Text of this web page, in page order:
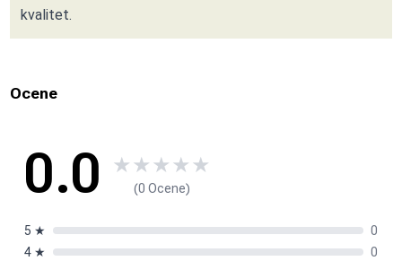
kvalitet.
Ocene
0.0 ★★★★★
(0 Ocene)
5 ★
0
4 ★
0